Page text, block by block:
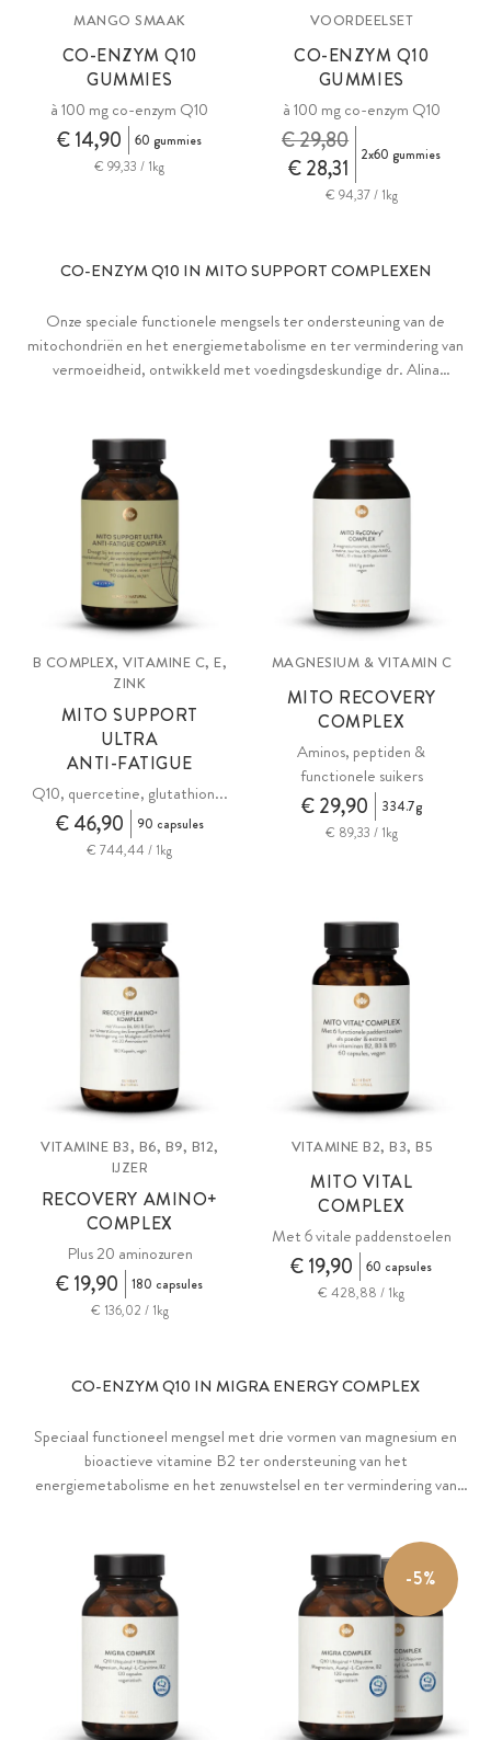
MANGO SMAAK
CO-ENZYM Q10
GUMMIES
à 100 mg co-enzym Q10
€ 14,90
60 gummies
€ 99,33 / 1kg
VOORDEELSET
CO-ENZYM Q10
GUMMIES
à 100 mg co-enzym Q10
€ 28,31
€ 29,80 2x60 gummies
€ 94,37 / 1kg
CO-ENZYM Q10 IN MITO SUPPORT COMPLEXEN
Onze speciale functionele mengsels ter ondersteuning van de
mitochondriën en het energiemetabolisme en ter vermindering van
vermoeidheid, ontwikkeld met voedingsdeskundige dr. Alina
B COMPLEX, VITAMINE C, E,
ZINK
MITO SUPPORT
ULTRA
ANTI-FATIGUE
Q10, quercetine, glutathion...
€ 46,90
90 capsules
€ 744,44 / 1kg
MAGNESIUM & VITAMIN C
MITO RECOVERY
COMPLEX
Aminos, peptiden &
functionele suikers
€ 29,90
334.7g
€ 89,33 / 1kg
VITAMINE B3, B6, B9, B12,
IJZER
RECOVERY AMINO+
COMPLEX
Plus 20 aminozuren
€ 19,90
180 capsules
€ 136,02 / 1kg
VITAMINE B2, B3, B5
MITO VITAL
COMPLEX
Met 6 vitale paddenstoelen
€ 19,90
60 capsules
€ 428,88 / 1kg
CO-ENZYM Q10 IN MIGRA ENERGY COMPLEX
Speciaal functioneel mengsel met drie vormen van magnesium en
bioactieve vitamine B2 ter ondersteuning van het
energiemetabolisme en het zenuwstelsel en ter vermindering van
-5%